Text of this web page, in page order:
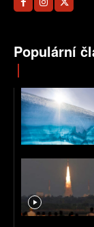
Populární